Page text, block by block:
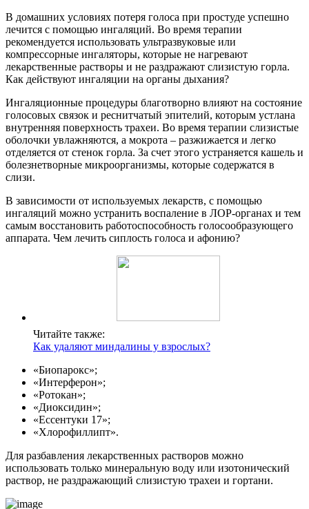
В домашних условиях потеря голоса при простуде успешно
лечится с помощью ингаляций. Во время терапии
рекомендуется использовать ультразвуковые или
компрессорные ингаляторы, которые не нагревают
лекарственные растворы и не раздражают слизистую горла.
Как действуют ингаляции на органы дыхания?
Ингаляционные процедуры благотворно влияют на состояние
голосовых связок и реснитчатый эпителий, которым устлана
внутренняя поверхность трахеи. Во время терапии слизистые
оболочки увлажняются, а мокрота – разжижается и легко
отделяется от стенок горла. За счет этого устраняется кашель и
болезнетворные микроорганизмы, которые содержатся в
слизи.
В зависимости от используемых лекарств, с помощью
ингаляций можно устранить воспаление в ЛОР-органах и тем
самым восстановить работоспособность голосообразующего
аппарата. Чем лечить сиплость голоса и афонию?
Читайте также:
Как удаляют миндалины у взрослых?
«Биопарокс»;
«Интерферон»;
«Ротокан»;
«Диоксидин»;
«Ессентуки 17»;
«Хлорофиллипт».
Для разбавления лекарственных растворов можно
использовать только минеральную воду или изотонический
раствор, не раздражающий слизистую трахеи и гортани.